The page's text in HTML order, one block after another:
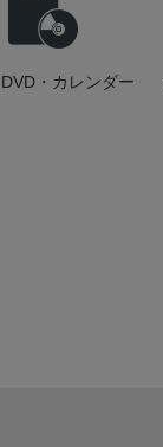
・カレンダー